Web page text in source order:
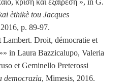
èthikè tou Jacques
p. 89-97.
Droit, démocratie et
in Laura Bazzicalupo, Valeria
et Geminello Preterossi
democrazia, Mimesis, 2016.